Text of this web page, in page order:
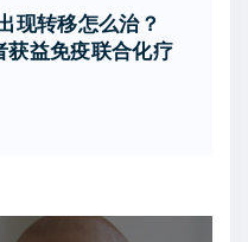
现转移怎么治？
获益免疫联合化疗